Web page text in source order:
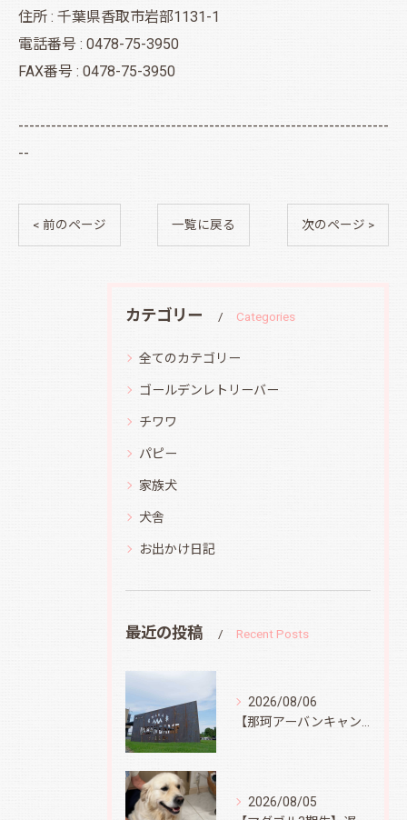
住所 : 千葉県香取市岩部1131-1
電話番号 : 0478-75-3950
FAX番号 : 0478-75-3950
--------------------------------------------------------------------
--
< 前のページ 一覧に戻る 次のページ >
カテゴリー Categories
全てのカテゴリー
ゴールデンレトリーバー
チワワ
パピー
家族犬
犬舎
お出かけ日記
最近の投稿 Recent Posts
2026/08/06
【那珂アーバンキャンプフィールド】
2026/08/05